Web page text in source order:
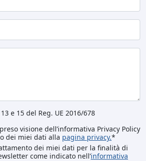
e 15 del Reg. UE 2016/678
visione dell’informativa Privacy Policy
dei miei dati alla pagina privacy.*
dei miei dati per la finalità di
come indicato nell’informativa